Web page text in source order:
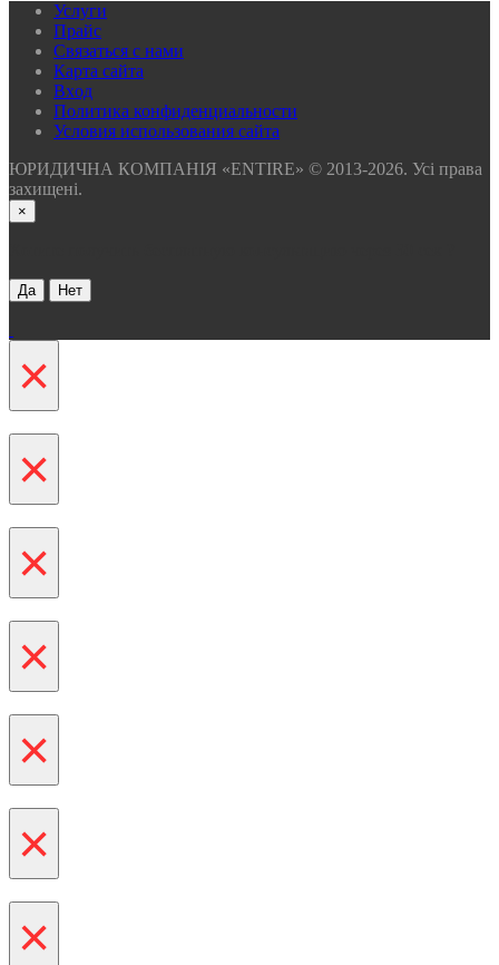
Услуги
Прайс
Связаться с нами
Карта сайта
Вхoд
Политика конфиденциальности
Условия использования сайта
ЮРИДИЧНА КОМПАНІЯ «ENTIRE» © 2013-2026. Усі права
захищені.
×
Да Нет
×
×
×
×
×
×
×